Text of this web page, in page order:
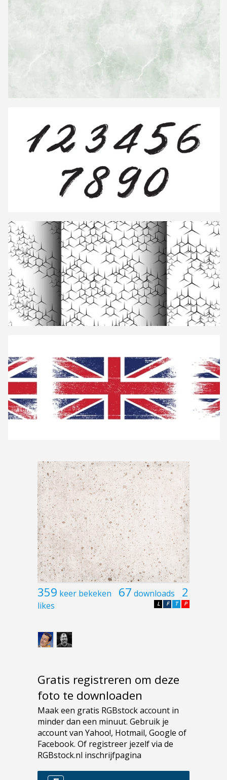
359 keer bekeken 67 downloads 2
likes P
T
F
L
Gratis registreren om deze
foto te downloaden